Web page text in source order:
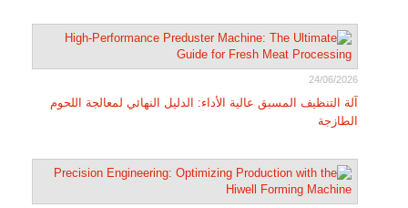
24/06/2026
آلة التنظيف المسبق عالية الأداء: الدليل النهائي لمعالجة اللحوم
الطازجة